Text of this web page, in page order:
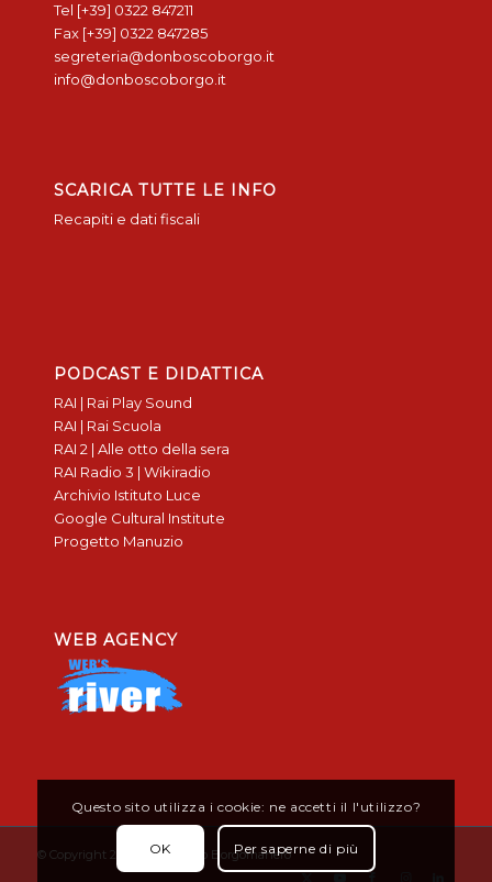
Tel [+39] 0322 847211
Fax [+39] 0322 847285
segreteria@donboscoborgo.it
info@donboscoborgo.it
SCARICA TUTTE LE INFO
Recapiti e dati fiscali
PODCAST E DIDATTICA
RAI | Rai Play Sound
RAI | Rai Scuola
RAI 2 | Alle otto della sera
RAI Radio 3 | Wikiradio
Archivio Istituto Luce
Google Cultural Institute
Progetto Manuzio
WEB AGENCY
© Copyright 2019 - Don Bosco Borgomanero
Questo sito utilizza i cookie: ne accetti il l'utilizzo?
OK Per saperne di più